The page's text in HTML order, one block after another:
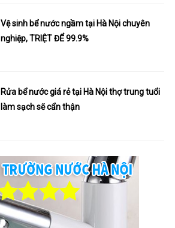
Vệ sinh bể nước ngầm tại Hà Nội chuyên
nghiệp, TRIỆT ĐỂ 99.9%
Rửa bể nước giá rẻ tại Hà Nội thợ trung tuổi
làm sạch sẽ cẩn thận